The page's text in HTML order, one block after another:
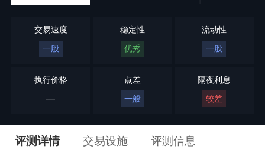
交易速度
一般
稳定性
优秀
流动性
一般
执行价格
---
点差
一般
隔夜利息
较差
评测详情 交易设施 评测信息